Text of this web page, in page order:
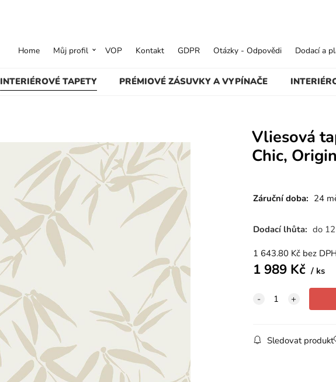
INTERIÉROVÉ TAPETY PRÉMIOVÉ ZÁSUVKY A VYPÍNAČE
Home Můj profil VOP Kontakt GDPR Otázky - Odpovědi Dodací a
Vliesová
Chic, Origin
Záruční doba: 24
Dodací lhůta: do
1 643.80Kč bez DPH
1 989Kč ks
Sledovat produkt